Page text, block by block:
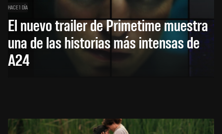
HACE 1 DÍA
El nuevo trailer de Primetime muestra
una de las historias más intensas de
A24